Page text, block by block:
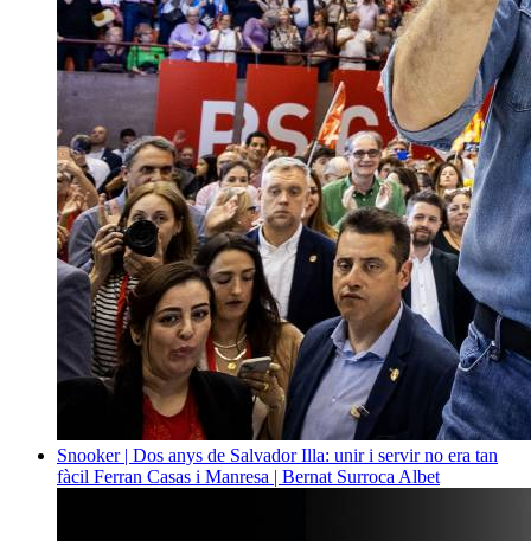
Snooker | Dos anys de Salvador Illa: unir i servir no era tan
fàcil Ferran Casas i Manresa | Bernat Surroca Albet